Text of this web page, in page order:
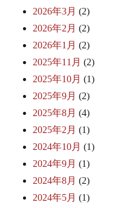
2026年3月 (2)
2026年2月 (2)
2026年1月 (2)
2025年11月 (2)
2025年10月 (1)
2025年9月 (2)
2025年8月 (4)
2025年2月 (1)
2024年10月 (1)
2024年9月 (1)
2024年8月 (2)
2024年5月 (1)